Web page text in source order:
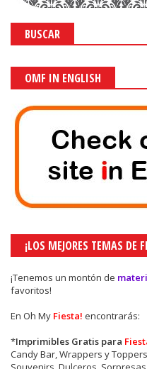
BUSCAR
OMF IN ENGLISH
¡LOS MEJORES TEMAS DE
¡Tenemos un montón de
favoritos!
En Oh My Fiesta! encontrarás:
*Imprimibles Gratis para
Candy Bar, Wrappers y